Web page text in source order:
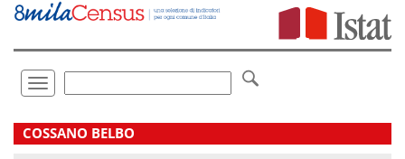
Vai
direttamente
Toggle
navigation
.
COSSANO BELBO